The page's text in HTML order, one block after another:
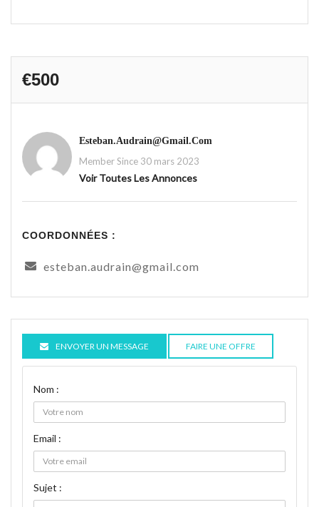
€500
Esteban.audrain@gmail.com
Member Since 30 mars 2023
Voir Toutes Les Annonces
COORDONNÉES :
esteban.audrain@gmail.com
ENVOYER UN MESSAGE FAIRE UNE OFFRE
Nom :
Email :
Sujet :